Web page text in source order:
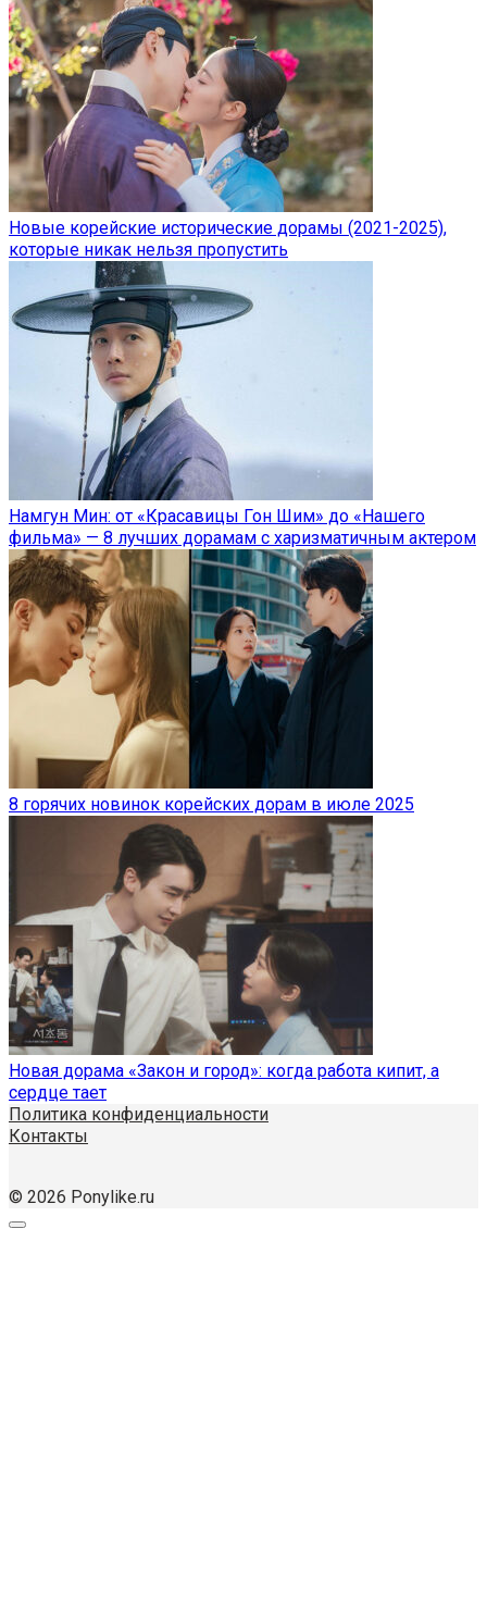
Новые корейские исторические дорамы (2021-2025),
которые никак нельзя пропустить
Намгун Мин: от «Красавицы Гон Шим» до «Нашего
фильма» — 8 лучших дорамам с харизматичным актером
8 горячих новинок корейских дорам в июле 2025
Новая дорама «Закон и город»: когда работа кипит, а
сердце тает
Политика конфиденциальности
Контакты
© 2026 Ponylike.ru